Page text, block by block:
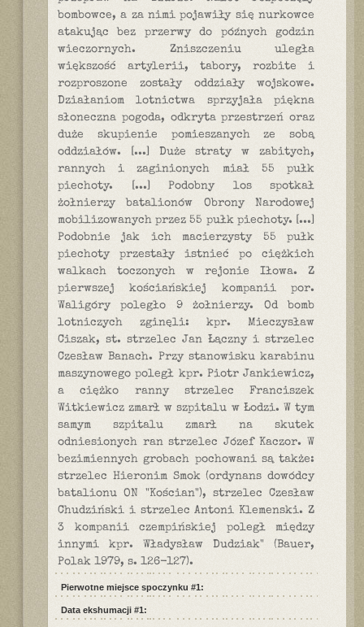
bombowce, a za nimi pojawiły się nurkowce
atakując bez przerwy do późnych godzin
wieczornych. Zniszczeniu uległa
większość artylerii, tabory, rozbite i
rozproszone zostały oddziały wojskowe.
Działaniom lotnictwa sprzyjała piękna
słoneczna pogoda, odkryta przestrzeń oraz
duże skupienie pomieszanych ze sobą
oddziałów. [...] Duże straty w zabitych,
rannych i zaginionych miał 55 pułk
piechoty. [...] Podobny los spotkał
żołnierzy batalionów Obrony Narodowej
mobilizowanych przez 55 pułk piechoty. [...]
Podobnie jak ich macierzysty 55 pułk
piechoty przestały istnieć po ciężkich
walkach toczonych w rejonie Iłowa. Z
pierwszej kościańskiej kompanii por.
Waligóry poległo 9 żołnierzy. Od bomb
lotniczych zginęli: kpr. Mieczysław
Ciszak, st. strzelec Jan Łączny i strzelec
Czesław Banach. Przy stanowisku karabinu
maszynowego poległ kpr. Piotr Jankiewicz,
a ciężko ranny strzelec Franciszek
Witkiewicz zmarł w szpitalu w Łodzi. W tym
samym szpitalu zmarł na skutek
odniesionych ran strzelec Józef Kaczor. W
bezimiennych grobach pochowani są także:
strzelec Hieronim Smok (ordynans dowódcy
batalionu ON "Kościan"), strzelec Czesław
Chudziński i strzelec Antoni Klemenski. Z
3 kompanii czempińskiej poległ między
innymi kpr. Władysław Dudziak" (Bauer,
Polak 1979, s. 126-127).
Pierwotne miejsce spoczynku #1:
Data ekshumacji #1: